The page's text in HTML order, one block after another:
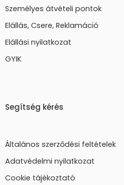
Személyes átvételi pontok
Elállás, Csere, Reklamáció
Elállási nyilatkozat
GYIK
Segítség kérés
Általános szerződési feltételek
Adatvédelmi nyilatkozat
Cookie tájékoztató